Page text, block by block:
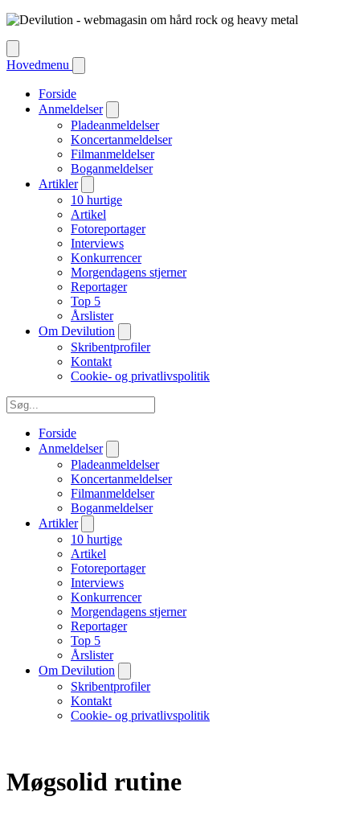
Hovedmenu
Forside
Anmeldelser
Pladeanmeldelser
Koncertanmeldelser
Filmanmeldelser
Boganmeldelser
Artikler
10 hurtige
Artikel
Fotoreportager
Interviews
Konkurrencer
Morgendagens stjerner
Reportager
Top 5
Årslister
Om Devilution
Skribentprofiler
Kontakt
Cookie- og privatlivspolitik
Forside
Anmeldelser
Pladeanmeldelser
Koncertanmeldelser
Filmanmeldelser
Boganmeldelser
Artikler
10 hurtige
Artikel
Fotoreportager
Interviews
Konkurrencer
Morgendagens stjerner
Reportager
Top 5
Årslister
Om Devilution
Skribentprofiler
Kontakt
Cookie- og privatlivspolitik
Møgsolid rutine